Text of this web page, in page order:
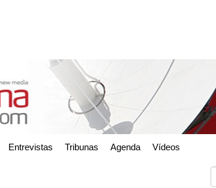
Entrevistas Tribunas Agenda Vídeos